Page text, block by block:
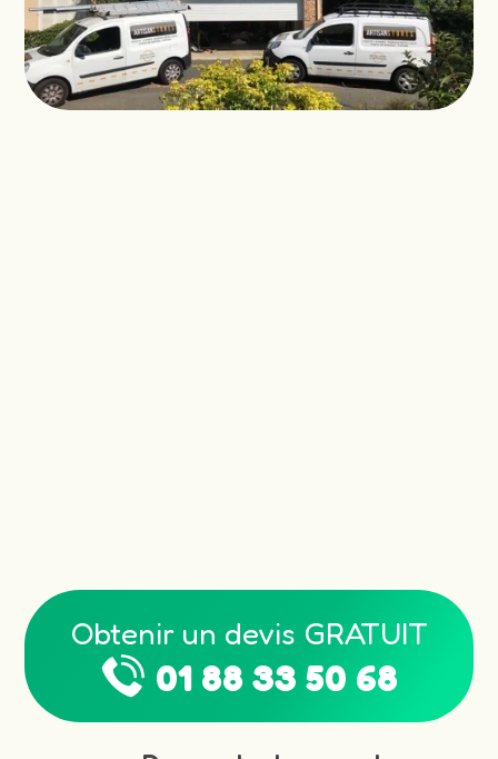
Obtenir un devis GRATUIT
01 88 33 50 68